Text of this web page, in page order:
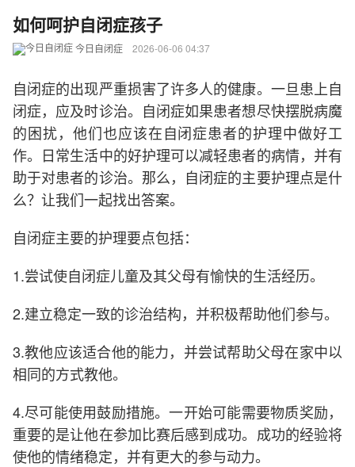
如何呵护自闭症孩子
今日自闭症 2026-06-06 04:37
自闭症的出现严重损害了许多人的健康。一旦患上自
闭症，应及时诊治。自闭症如果患者想尽快摆脱病魔
的困扰，他们也应该在自闭症患者的护理中做好工
作。日常生活中的好护理可以减轻患者的病情，并有
助于对患者的诊治。那么，自闭症的主要护理点是什
么？让我们一起找出答案。
自闭症主要的护理要点包括：
1.尝试使自闭症儿童及其父母有愉快的生活经历。
2.建立稳定一致的诊治结构，并积极帮助他们参与。
3.教他应该适合他的能力，并尝试帮助父母在家中以
相同的方式教他。
4.尽可能使用鼓励措施。一开始可能需要物质奖励，
重要的是让他在参加比赛后感到成功。成功的经验将
使他的情绪稳定，并有更大的参与动力。